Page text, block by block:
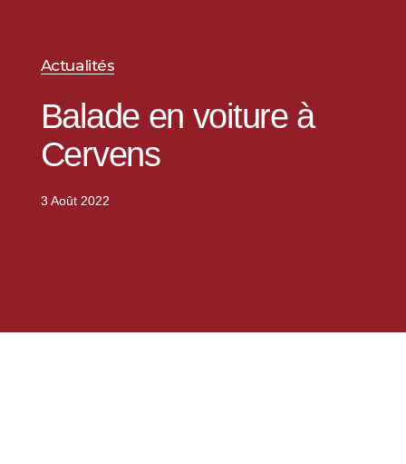
Actualités
Balade en voiture à
Cervens
3 Août 2022